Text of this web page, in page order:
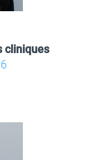
cliniques